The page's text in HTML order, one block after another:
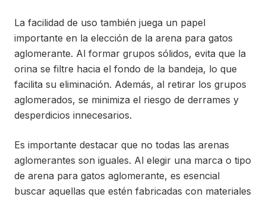
La facilidad de uso también juega un papel
importante en la elección de la arena para gatos
aglomerante. Al formar grupos sólidos, evita que la
orina se filtre hacia el fondo de la bandeja, lo que
facilita su eliminación. Además, al retirar los grupos
aglomerados, se minimiza el riesgo de derrames y
desperdicios innecesarios.
Es importante destacar que no todas las arenas
aglomerantes son iguales. Al elegir una marca o tipo
de arena para gatos aglomerante, es esencial
buscar aquellas que estén fabricadas con materiales